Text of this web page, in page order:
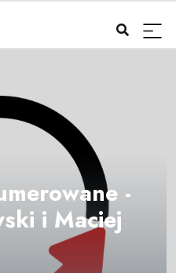
-
i Maciej